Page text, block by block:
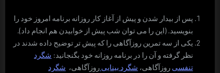
پس از بیدار شدن و پیش از آغاز کار روزانه برنامه امروز خود را
بنویسید. (این را می توان شب پیش از خوابیدن هم انجام داد).
یکی از سه تمرین روزآگاهی را که پیش تر توضیح داده شدند در
نظر گرفته و آن را در برنامه روزانه خود بگنجانید: شگرد
تنفسی روزآگاهی، شگرد بینایی روزآگاهی، شگرد